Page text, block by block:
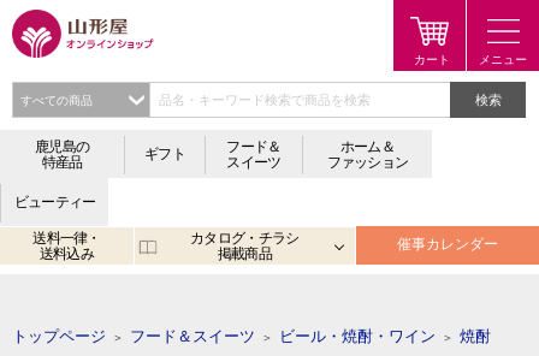
検索
鹿児島の
特産品
ギフト
フード＆
スイーツ
ホーム＆
ファッション
ビューティー
送料一律・
送料込み
カタログ・チラシ
掲載商品
催事カレンダー
トップページ ＞ フード＆スイーツ ＞ ビール・焼酎・ワイン ＞ 焼酎